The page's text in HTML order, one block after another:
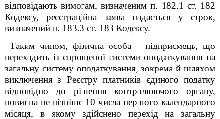
відповідають вимогам, визначеним п. 182.1 ст. 182
Кодексу, реєстраційна заява подається у строк,
визначений п. 183.3 ст. 183 Кодексу.
Таким чином, фізична особа – підприємець, що
переходить із спрощеної системи оподаткування на
загальну систему оподаткування, зокрема й шляхом
виключення з Реєстру платників єдиного податку
відповідно до рішення контролюючого органу,
повинна не пізніше 10 числа першого календарного
місяця, в якому здійснено перехід на загальну